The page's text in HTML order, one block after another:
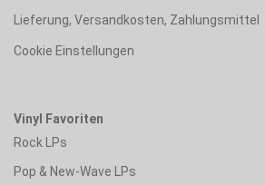
Lieferung, Versandkosten, Zahlungsmittel
Cookie Einstellungen
Vinyl Favoriten
Rock LPs
Pop & New-Wave LPs